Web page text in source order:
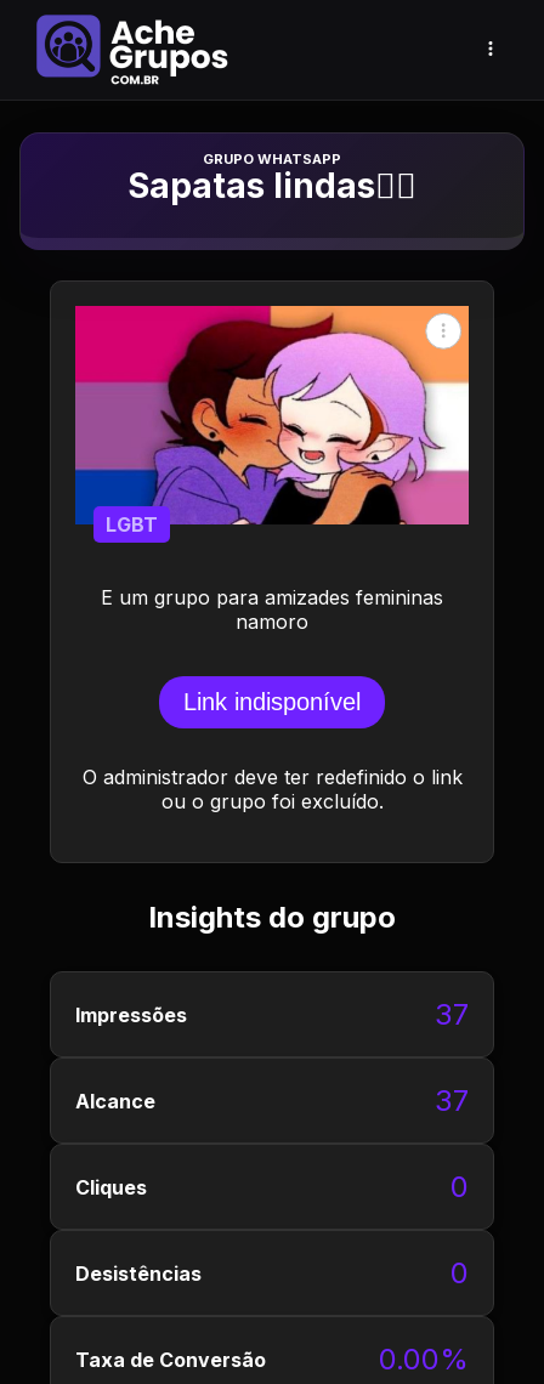
Grupo de Whatsapp
Sapatas lindas🏳️‍🌈
E um grupo para amizades femininas
namoro
LGBT
Link indisponível
O administrador deve ter redefinido o link
ou o grupo foi excluído.
Insights do grupo
Impressões 37
Alcance 37
Cliques 0
Desistências 0
Taxa de Conversão 0.00%